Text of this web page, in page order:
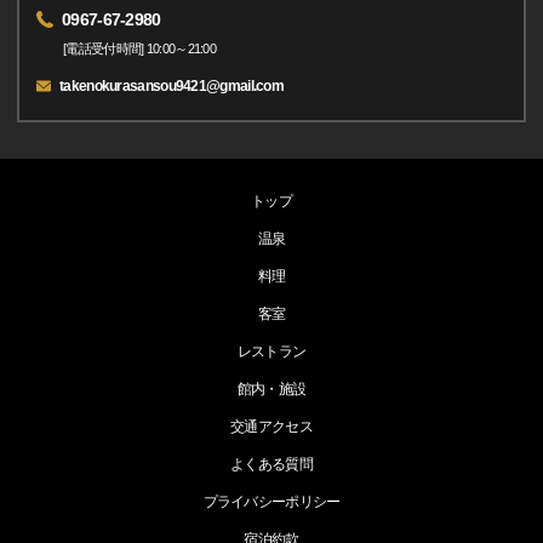
0967-67-2980
[電話受付時間] 10:00～21:00
takenokurasansou9421@gmail.com
トップ
温泉
料理
客室
レストラン
館内・施設
交通アクセス
よくある質問
プライバシーポリシー
宿泊約款